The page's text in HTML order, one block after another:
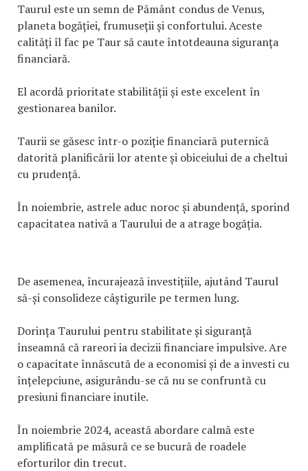
Taurul este un semn de Pământ condus de Venus,
planeta bogăției, frumuseții și confortului. Aceste
calități îl fac pe Taur să caute întotdeauna siguranța
financiară.
El acordă prioritate stabilității și este excelent în
gestionarea banilor.
Taurii se găsesc într-o poziție financiară puternică
datorită planificării lor atente și obiceiului de a cheltui
cu prudență.
În noiembrie, astrele aduc noroc și abundență, sporind
capacitatea nativă a Taurului de a atrage bogăția.
De asemenea, încurajează investițiile, ajutând Taurul
să-și consolideze câștigurile pe termen lung.
Dorința Taurului pentru stabilitate și siguranță
înseamnă că rareori ia decizii financiare impulsive. Are
o capacitate înnăscută de a economisi și de a investi cu
înțelepciune, asigurându-se că nu se confruntă cu
presiuni financiare inutile.
În noiembrie 2024, această abordare calmă este
amplificată pe măsură ce se bucură de roadele
eforturilor din trecut.